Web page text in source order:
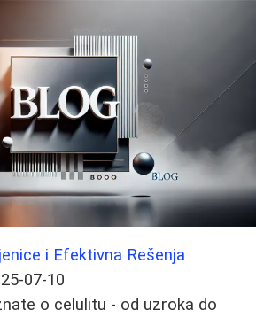
i Efektivna Rešenja
07-10
o celulitu - od uzroka do